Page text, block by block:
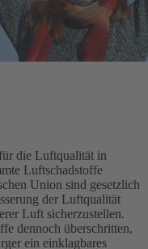
die Luftqualität in
Luftschadstoffe
Union sind gesetzlich
der Luftqualität
Luft sicherzustellen.
dennoch überschritten,
ein einklagbares